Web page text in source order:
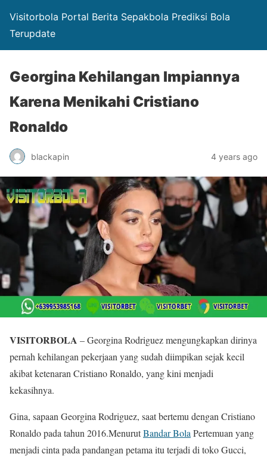
Visitorbola Portal Berita Sepakbola Prediksi Bola
Terupdate
Georgina Kehilangan Impiannya
Karena Menikahi Cristiano
Ronaldo
blackapin 4 years ago
VISITORBOLA – Georgina Rodriguez mengungkapkan dirinya
pernah kehilangan pekerjaan yang sudah diimpikan sejak kecil
akibat ketenaran Cristiano Ronaldo, yang kini menjadi
kekasihnya.
Gina, sapaan Georgina Rodriguez, saat bertemu dengan Cristiano
Ronaldo pada tahun 2016.MenurutBandar BolaPertemuan yang
menjadi cinta pada pandangan petama itu terjadi di toko Gucci,